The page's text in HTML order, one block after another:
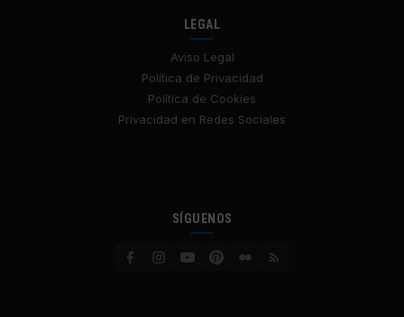
LEGAL
Aviso Legal
Política de Privacidad
Política de Cookies
Privacidad en Redes Sociales
SÍGUENOS